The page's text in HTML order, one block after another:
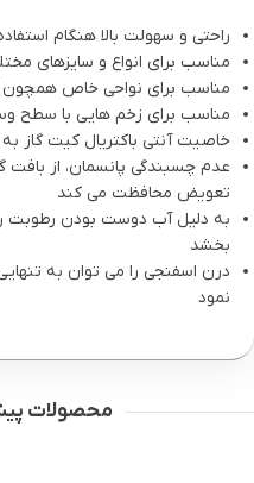
راحتی و سهولت بالا هنگام
مناسب برای انواع و سایزهای
مناسب برای نواحی خاص همچون
مناسب برای زخم هایی با سطح
خاصیت آنتی باکتریال کیت
عدم چسبندگی پانسمان، از بافت
تعویض محافظت می کند
به دلیل آب دوست بودن رطوبت
بخشد
درن اسفنجی را می توان به
نمود
محصولات